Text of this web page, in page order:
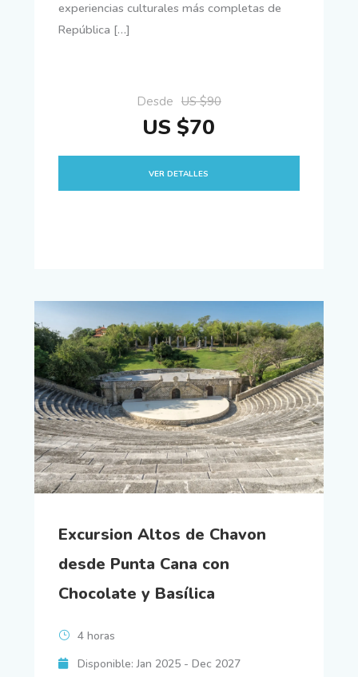
experiencias culturales más completas de
República […]
Desde US $90
US $70
VER DETALLES
Excursion Altos de Chavon
desde Punta Cana con
Chocolate y Basílica
4 horas
Disponible: Jan 2025 - Dec 2027